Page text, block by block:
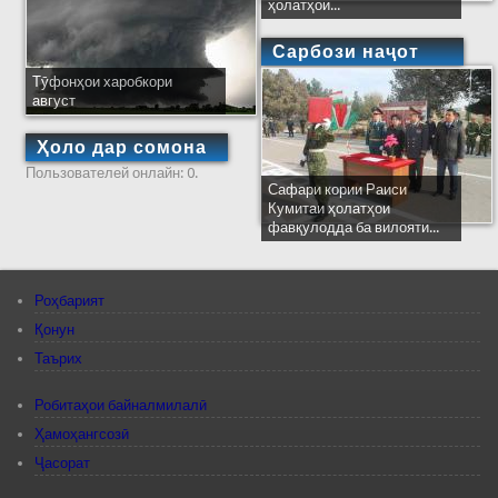
Тӯфонҳои харобкори
август
Ҳоло дар сомона
Пользователей онлайн: 0.
ҳолатҳои...
Сарбози наҷот
Сафари кории Раиси
Кумитаи ҳолатҳои
фавқулодда ба вилояти...
Роҳбарият
Қонун
Таърих
Робитаҳои байналмилалӣ
Ҳамоҳангсозӣ
Ҷасорат